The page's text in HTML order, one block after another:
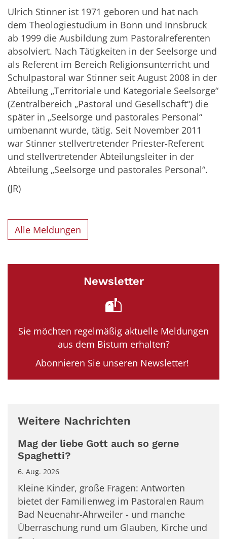
Ulrich Stinner ist 1971 geboren und hat nach
dem Theologiestudium in Bonn und Innsbruck
ab 1999 die Ausbildung zum Pastoralreferenten
absolviert. Nach Tätigkeiten in der Seelsorge und
als Referent im Bereich Religionsunterricht und
Schulpastoral war Stinner seit August 2008 in der
Abteilung „Territoriale und Kategoriale Seelsorge“
(Zentralbereich „Pastoral und Gesellschaft“) die
später in „Seelsorge und pastorales Personal“
umbenannt wurde, tätig. Seit November 2011
war Stinner stellvertretender Priester-Referent
und stellvertretender Abteilungsleiter in der
Abteilung „Seelsorge und pastorales Personal“.
(JR)
Alle Meldungen
Newsletter
Sie möchten regelmäßig aktuelle Meldungen
aus dem Bistum erhalten?
Abonnieren Sie unseren Newsletter!
Weitere Nachrichten
Mag der liebe Gott auch so gerne
Spaghetti?
6. Aug. 2026
Kleine Kinder, große Fragen: Antworten
bietet der Familienweg im Pastoralen Raum
Bad Neuenahr-Ahrweiler - und manche
Überraschung rund um Glauben, Kirche und